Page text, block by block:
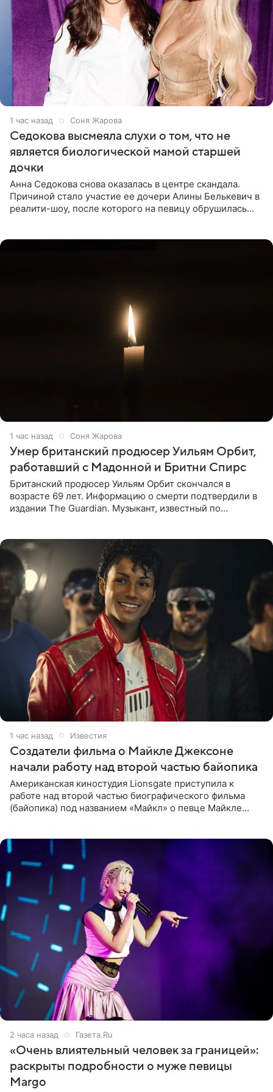
1 час назад Соня Жарова
Седокова высмеяла слухи о том, что не
является биологической мамой старшей
дочки
Анна Седокова снова оказалась в центре скандала.
Причиной стало участие ее дочери Алины Белькевич в
реалити-шоу, после которого на певицу обрушилась
1 час назад Соня Жарова
Умер британский продюсер Уильям Орбит,
работавший с Мадонной и Бритни Спирс
Британский продюсер Уильям Орбит скончался в
возрасте 69 лет. Информацию о смерти подтвердили в
издании The Guardian. Музыкант, известный по
2 часа назад Известия
Создатели фильма о Майкле Джексоне
начали работу над второй частью байопика
Американская киностудия Lionsgate приступила к
работе над второй частью биографического фильма
(байопика) под названием «Майкл» о певце Майкле
2 часа назад Газета.Ru
«Очень влиятельный человек за границей»:
раскрыты подробности о муже певицы
Margo